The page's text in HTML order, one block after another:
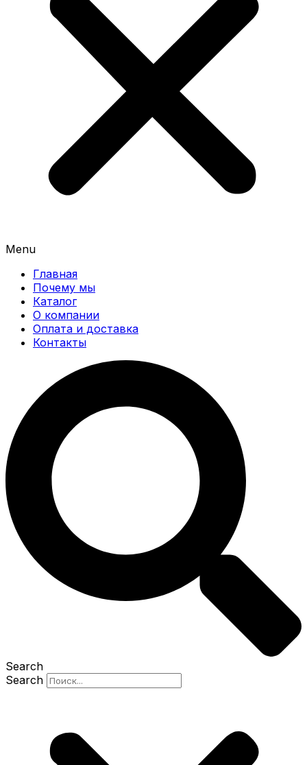
Menu
Главная
Почему мы
Каталог
О компании
Оплата и доставка
Контакты
Search
Search